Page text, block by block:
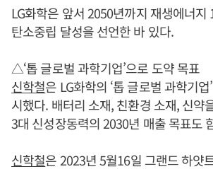
LG화학은 앞서 2050년까지 재생에너지
탄소중립 달성을 선언한 바 있다.
△‘톱 글로벌 과학기업’으로 도약 목표
신학철은 LG화학의 ‘톱 글로벌 과학기
시했다. 배터리 소재, 친환경 소재, 신약
3대 신성장동력의 2030년 매출 목표도
신학철은 2023년 5월16일 그랜드 하얏